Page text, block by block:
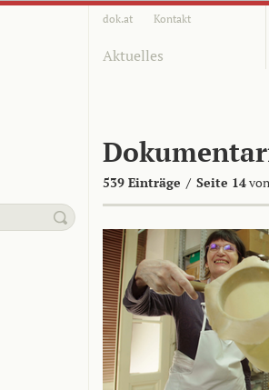
dok.at Kontakt
Aktuelles
539 Einträge / Seite 14